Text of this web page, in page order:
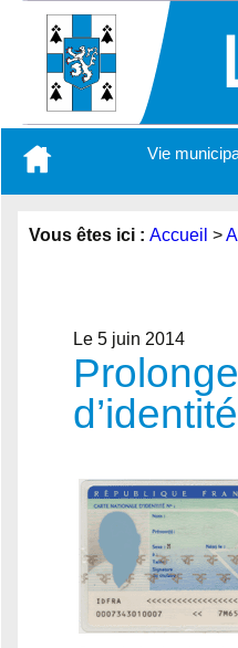
contenu
Vie
Vous êtes ici : Accueil >
Le 5 juin 2014
d’identité